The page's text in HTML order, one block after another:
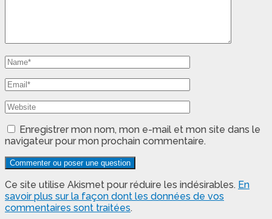
Enregistrer mon nom, mon e-mail et mon site dans le
navigateur pour mon prochain commentaire.
Ce site utilise Akismet pour réduire les indésirables. En
savoir plus sur la façon dont les données de vos
commentaires sont traitées.